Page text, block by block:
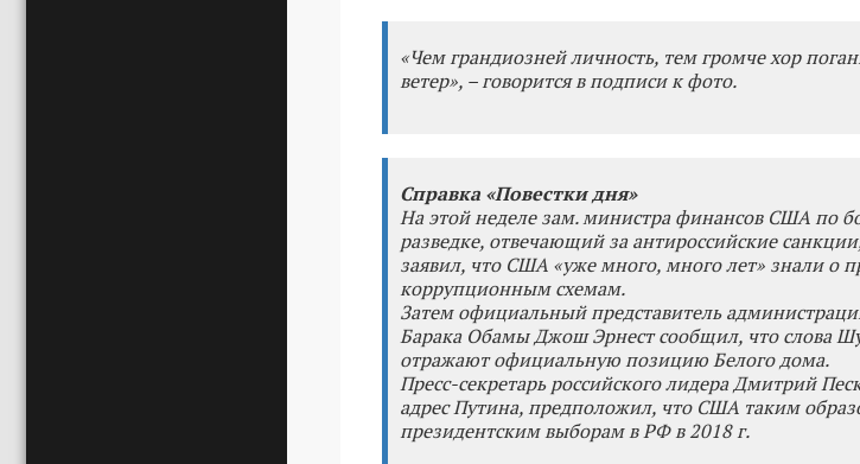
«Чем грандиозней личность, тем громче хор
ветер», – говорится в подписи к фото.
Справка «Повестки дня»
На этой неделе зам. министра финансов США по
разведке, отвечающий за антироссийские
заявил, что США «уже много, много лет» знали о
коррупционным схемам.
Затем официальный представитель
Барака Обамы Джош Эрнест сообщил, что слова
отражают официальную позицию Белого дома.
Пресс-секретарь российского лидера Дмитрий
адрес Путина, предположил, что США таким
президентским выборам в РФ в 2018 г.